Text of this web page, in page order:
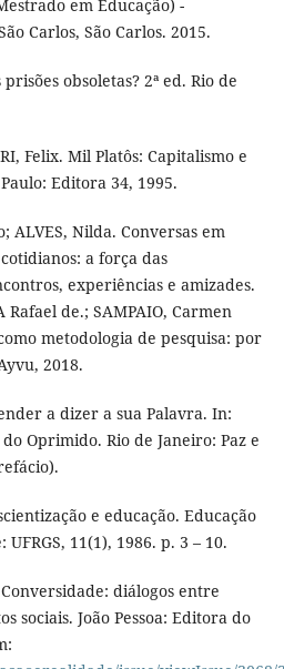
em Educação) -
Carlos, São Carlos. 2015.
obsoletas? 2ª ed. Rio de
Felix. Mil Platôs: Capitalismo e
Editora 34, 1995.
ALVES, Nilda. Conversas em
a força das
experiências e amizades.
Rafael de.; SAMPAIO, Carmen
metodologia de pesquisa: por
2018.
a dizer a sua Palavra. In:
do Oprimido. Rio de Janeiro: Paz e
e educação. Educação
11(1), 1986. p. 3 – 10.
diálogos entre
sociais. João Pessoa: Editora do